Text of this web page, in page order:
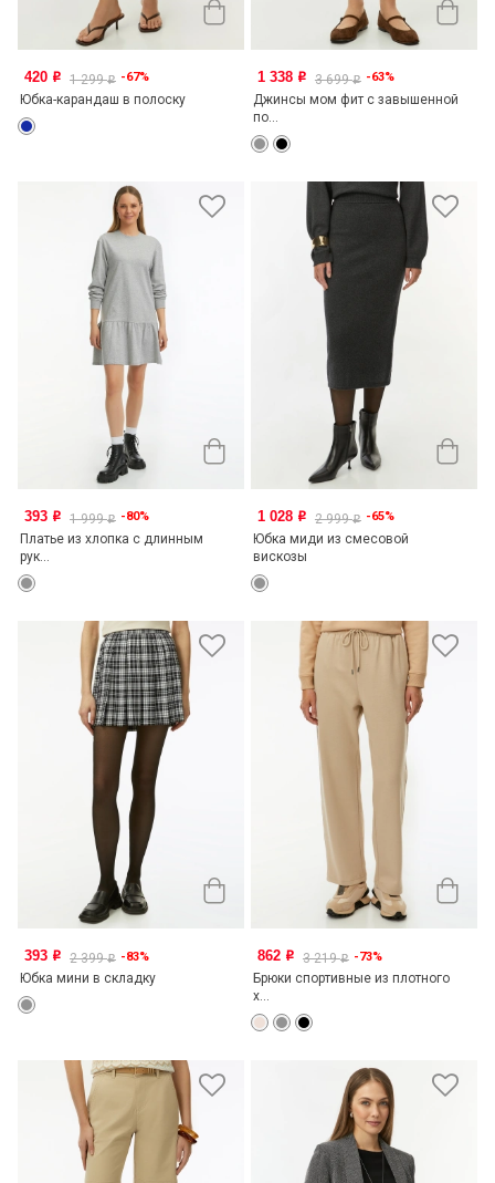
420 o 1 299o -67%
Юбка-карандаш в полоску
1 338 o 3 699o -63%
Джинсы мом фит с завышенной
по...
393 o 1 999o -80%
Платье из хлопка с длинным
рук...
1 028 o 2 999o -65%
Юбка миди из смесовой
вискозы
393 o 2 399o -83%
Юбка мини в складку
862 o 3 219o -73%
Брюки спортивные из плотного
х...